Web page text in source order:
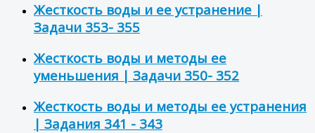
Жесткость воды и ее устранение |
Задачи 353- 355
Жесткость воды и методы ее
уменьшения | Задачи 350- 352
Жесткость воды и методы ее устранения
| Задания 341 - 343